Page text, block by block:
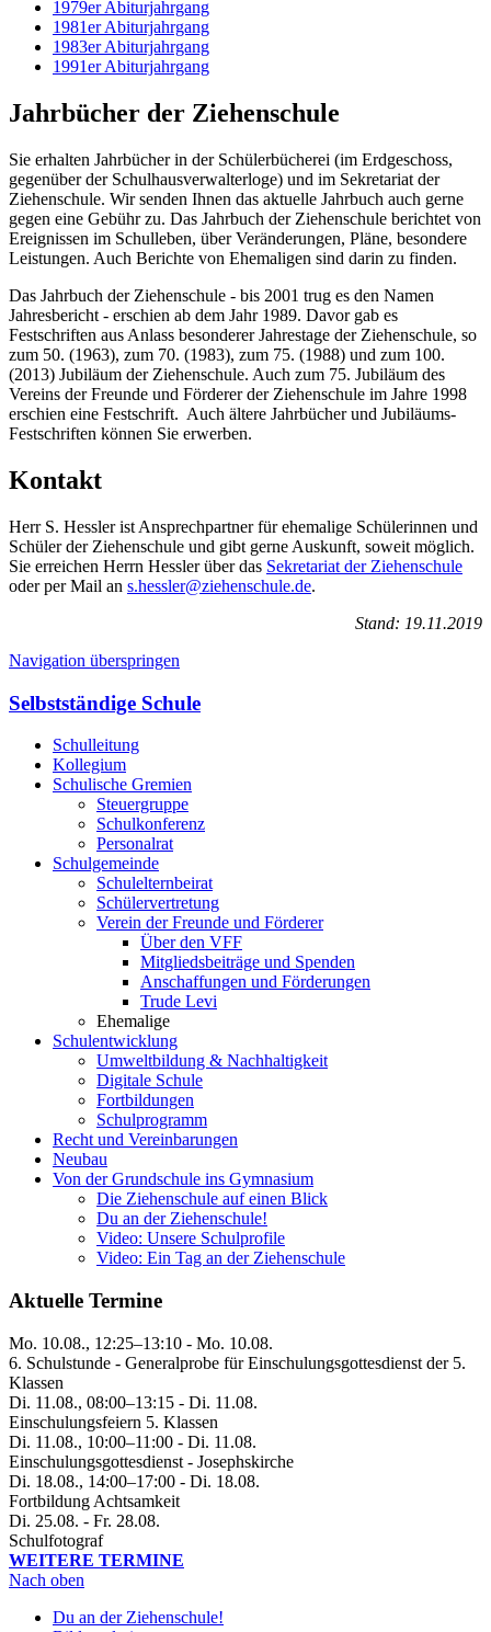
1979er Abiturjahrgang
1981er Abiturjahrgang
1983er Abiturjahrgang
1991er Abiturjahrgang
Jahrbücher der Ziehenschule
Sie erhalten Jahrbücher in der Schülerbücherei (im Erdgeschoss,
gegenüber der Schulhausverwalterloge) und im Sekretariat der
Ziehenschule. Wir senden Ihnen das aktuelle Jahrbuch auch gerne
gegen eine Gebühr zu. Das Jahrbuch der Ziehenschule berichtet von
Ereignissen im Schulleben, über Veränderungen, Pläne, besondere
Leistungen. Auch Berichte von Ehemaligen sind darin zu finden.
Das Jahrbuch der Ziehenschule - bis 2001 trug es den Namen
Jahresbericht - erschien ab dem Jahr 1989. Davor gab es
Festschriften aus Anlass besonderer Jahrestage der Ziehenschule, so
zum 50. (1963), zum 70. (1983), zum 75. (1988) und zum 100.
(2013) Jubiläum der Ziehenschule. Auch zum 75. Jubiläum des
Vereins der Freunde und Förderer der Ziehenschule im Jahre 1998
erschien eine Festschrift. Auch ältere Jahrbücher und Jubiläums-
Festschriften können Sie erwerben.
Kontakt
Herr S. Hessler ist Ansprechpartner für ehemalige Schülerinnen und
Schüler der Ziehenschule und gibt gerne Auskunft, soweit möglich.
Sie erreichen Herrn Hessler über das Sekretariat der Ziehenschule
oder per Mail an s.hessler@ziehenschule.de.
Stand: 19.11.2019
Navigation überspringen
Selbstständige Schule
Schulleitung
Kollegium
Schulische Gremien
Steuergruppe
Schulkonferenz
Personalrat
Schulgemeinde
Schulelternbeirat
Schülervertretung
Verein der Freunde und Förderer
Über den VFF
Mitgliedsbeiträge und Spenden
Anschaffungen und Förderungen
Trude Levi
Ehemalige
Schulentwicklung
Umweltbildung & Nachhaltigkeit
Digitale Schule
Fortbildungen
Schulprogramm
Recht und Vereinbarungen
Neubau
Von der Grundschule ins Gymnasium
Die Ziehenschule auf einen Blick
Du an der Ziehenschule!
Video: Unsere Schulprofile
Video: Ein Tag an der Ziehenschule
Aktuelle Termine
Mo. 10.08., 12:25–13:10 - Mo. 10.08.
6. Schulstunde - Generalprobe für Einschulungsgottesdienst der 5.
Klassen
Di. 11.08., 08:00–13:15 - Di. 11.08.
Einschulungsfeiern 5. Klassen
Di. 11.08., 10:00–11:00 - Di. 11.08.
Einschulungsgottesdienst - Josephskirche
Di. 18.08., 14:00–17:00 - Di. 18.08.
Fortbildung Achtsamkeit
Di. 25.08. - Fr. 28.08.
Schulfotograf
WEITERE TERMINE
Nach oben
Du an der Ziehenschule!